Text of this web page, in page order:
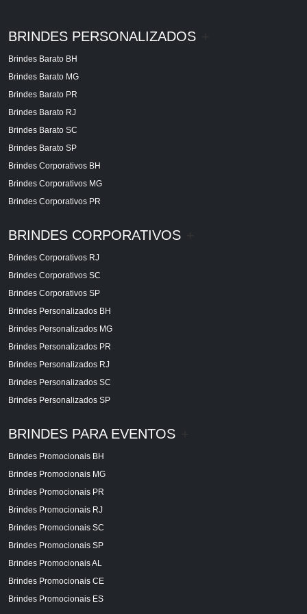
BRINDES PERSONALIZADOS
Brindes Barato BH
Brindes Barato MG
Brindes Barato PR
Brindes Barato RJ
Brindes Barato SC
Brindes Barato SP
Brindes Corporativos BH
Brindes Corporativos MG
Brindes Corporativos PR
BRINDES CORPORATIVOS
Brindes Corporativos RJ
Brindes Corporativos SC
Brindes Corporativos SP
Brindes Personalizados BH
Brindes Personalizados MG
Brindes Personalizados PR
Brindes Personalizados RJ
Brindes Personalizados SC
Brindes Personalizados SP
BRINDES PARA EVENTOS
Brindes Promocionais BH
Brindes Promocionais MG
Brindes Promocionais PR
Brindes Promocionais RJ
Brindes Promocionais SC
Brindes Promocionais SP
Brindes Promocionais AL
Brindes Promocionais CE
Brindes Promocionais ES